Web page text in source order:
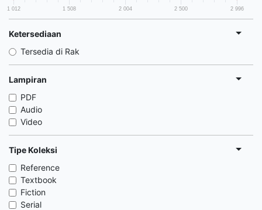
1 012 1 508 2 004 2 500 2 996
Ketersediaan
Tersedia di Rak
Lampiran
PDF
Audio
Video
Tipe Koleksi
Reference
Textbook
Fiction
Serial